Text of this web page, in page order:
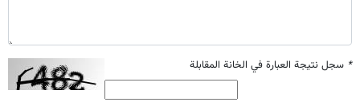
* سجل نتيجة العبارة في الخانة المقابلة